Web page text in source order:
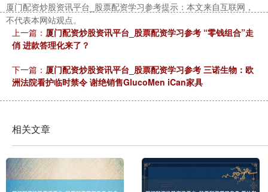
厦门配资炒股资讯平台_股票配资学习参考提示：本文来自互联网，
不代表本网站观点。
上一篇： 厦门配资炒股资讯平台_股票配资学习参考 “零钱组合”走
俏 进款答理化来了？
下一篇： 厦门配资炒股资讯平台_股票配资学习参考 三诺生物：欧
洲法院看护临时禁令 谢绝销售GlucoMen iCan家具
相关文章